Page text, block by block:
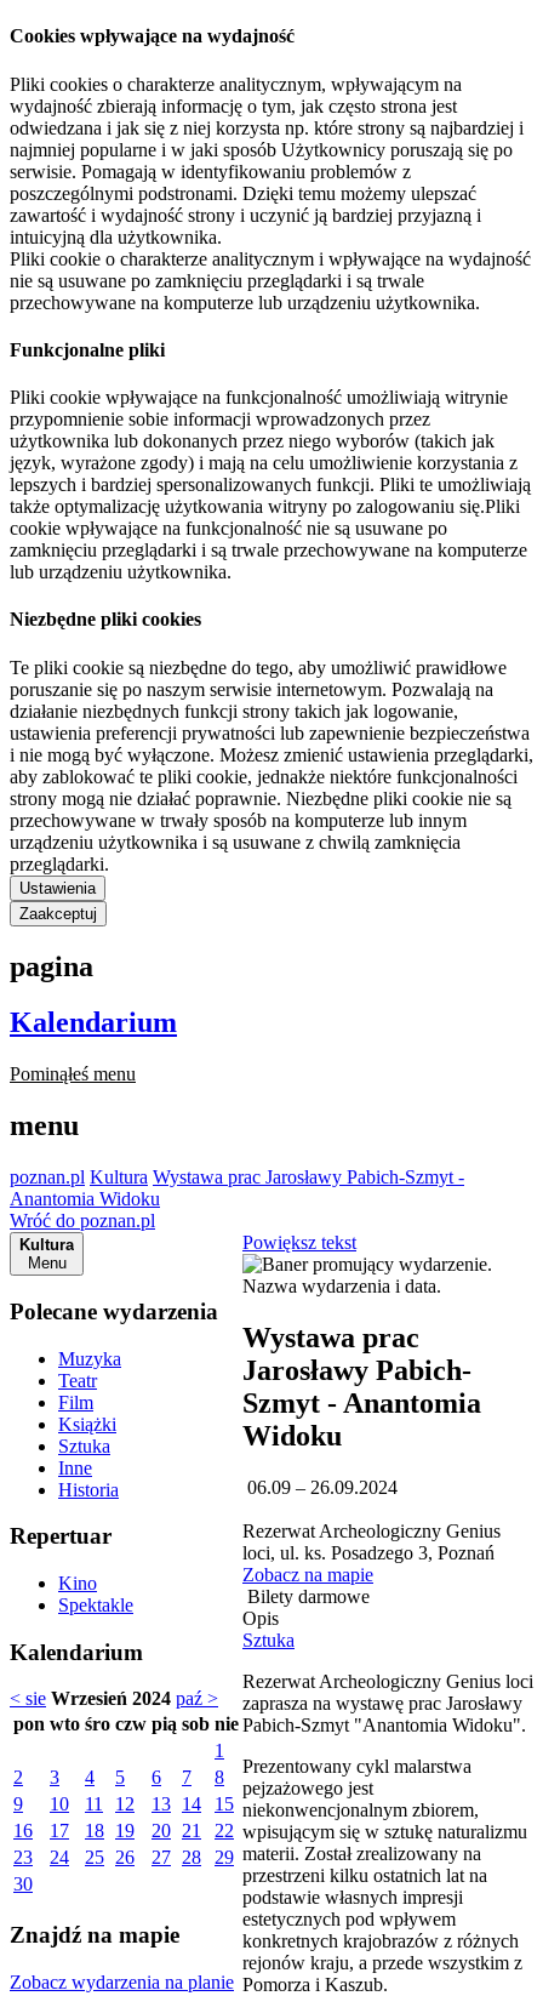
Cookies wpływające na wydajność
Pliki cookies o charakterze analitycznym, wpływającym na
wydajność zbierają informację o tym, jak często strona jest
odwiedzana i jak się z niej korzysta np. które strony są najbardziej i
najmniej popularne i w jaki sposób Użytkownicy poruszają się po
serwisie. Pomagają w identyfikowaniu problemów z
poszczególnymi podstronami. Dzięki temu możemy ulepszać
zawartość i wydajność strony i uczynić ją bardziej przyjazną i
intuicyjną dla użytkownika.
Pliki cookie o charakterze analitycznym i wpływające na wydajność
nie są usuwane po zamknięciu przeglądarki i są trwale
przechowywane na komputerze lub urządzeniu użytkownika.
Funkcjonalne pliki
Pliki cookie wpływające na funkcjonalność umożliwiają witrynie
przypomnienie sobie informacji wprowadzonych przez
użytkownika lub dokonanych przez niego wyborów (takich jak
język, wyrażone zgody) i mają na celu umożliwienie korzystania z
lepszych i bardziej spersonalizowanych funkcji. Pliki te umożliwiają
także optymalizację użytkowania witryny po zalogowaniu się.Pliki
cookie wpływające na funkcjonalność nie są usuwane po
zamknięciu przeglądarki i są trwale przechowywane na komputerze
lub urządzeniu użytkownika.
Niezbędne pliki cookies
Te pliki cookie są niezbędne do tego, aby umożliwić prawidłowe
poruszanie się po naszym serwisie internetowym. Pozwalają na
działanie niezbędnych funkcji strony takich jak logowanie,
ustawienia preferencji prywatności lub zapewnienie bezpieczeństwa
i nie mogą być wyłączone. Możesz zmienić ustawienia przeglądarki,
aby zablokować te pliki cookie, jednakże niektóre funkcjonalności
strony mogą nie działać poprawnie. Niezbędne pliki cookie nie są
przechowywane w trwały sposób na komputerze lub innym
urządzeniu użytkownika i są usuwane z chwilą zamknięcia
przeglądarki.
Ustawienia
Zaakceptuj
pagina
Kalendarium
Pominąłeś menu
menu
poznan.pl Kultura Wystawa prac Jarosławy Pabich-Szmyt -
Anantomia Widoku
Wróć do poznan.pl
Kultura
Menu
Polecane wydarzenia
Muzyka
Teatr
Film
Książki
Sztuka
Inne
Historia
Repertuar
Kino
Spektakle
Kalendarium
< sie Wrzesień 2024 paź >
pon wto śro czw pią sob nie
1
2
3 4 5 6 7
8
9
10 11 12 13 14
15
16
17 18 19 20 21
22
23
24 25 26 27 28
29
30
Znajdź na mapie
Zobacz wydarzenia na planie
Powiększ tekst
Wystawa prac
Jarosławy Pabich-
Szmyt - Anantomia
Widoku
06.09 – 26.09.2024
Rezerwat Archeologiczny Genius
loci, ul. ks. Posadzego 3, Poznań
Zobacz na mapie
Bilety darmowe
Opis
Sztuka
Rezerwat Archeologiczny Genius loci
zaprasza na wystawę prac Jarosławy
Pabich-Szmyt "Anantomia Widoku".
Prezentowany cykl malarstwa
pejzażowego jest
niekonwencjonalnym zbiorem,
wpisującym się w sztukę naturalizmu
materii. Został zrealizowany na
przestrzeni kilku ostatnich lat na
podstawie własnych impresji
estetycznych pod wpływem
konkretnych krajobrazów z różnych
rejonów kraju, a przede wszystkim z
Pomorza i Kaszub.